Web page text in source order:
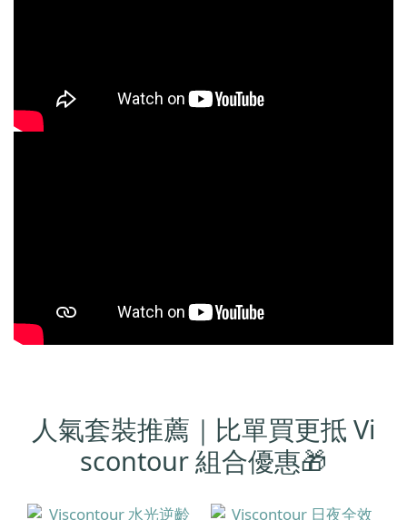
人氣套裝推薦｜比單買更抵 Vi
scontour 組合優惠🎁